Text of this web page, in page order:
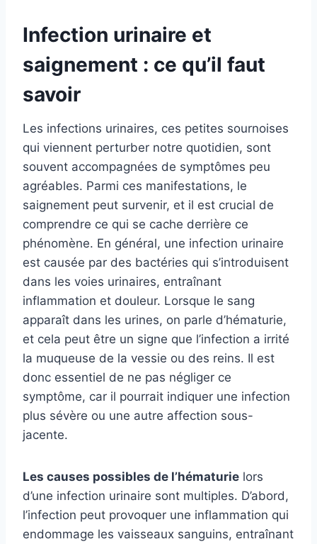
Infection urinaire et
saignement : ce qu’il faut
savoir
Les infections urinaires, ces petites sournoises
qui viennent perturber notre quotidien, sont
souvent accompagnées de symptômes peu
agréables. Parmi ces manifestations, le
saignement peut survenir, et il est crucial de
comprendre ce qui se cache derrière ce
phénomène. En général, une infection urinaire
est causée par des bactéries qui s’introduisent
dans les voies urinaires, entraînant
inflammation et douleur. Lorsque le sang
apparaît dans les urines, on parle d’hématurie,
et cela peut être un signe que l’infection a irrité
la muqueuse de la vessie ou des reins. Il est
donc essentiel de ne pas négliger ce
symptôme, car il pourrait indiquer une infection
plus sévère ou une autre affection sous-
jacente.
Les causes possibles de l’hématurie lors
d’une infection urinaire sont multiples. D’abord,
l’infection peut provoquer une inflammation qui
endommage les vaisseaux sanguins, entraînant